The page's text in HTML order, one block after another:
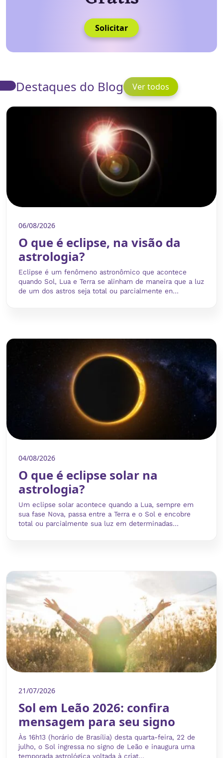
Solicitar
Destaques do Blog Ver todos
06/08/2026
O que é eclipse, na visão da
astrologia?
Eclipse é um fenômeno astronômico que acontece
quando Sol, Lua e Terra se alinham de maneira que a luz
de um dos astros seja total ou parcialmente en...
04/08/2026
O que é eclipse solar na
astrologia?
Um eclipse solar acontece quando a Lua, sempre em
sua fase Nova, passa entre a Terra e o Sol e encobre
total ou parcialmente sua luz em determinadas...
21/07/2026
Sol em Leão 2026: confira
mensagem para seu signo
Às 16h13 (horário de Brasília) desta quarta-feira, 22 de
julho, o Sol ingressa no signo de Leão e inaugura uma
temporada astrológica voltada à criat...